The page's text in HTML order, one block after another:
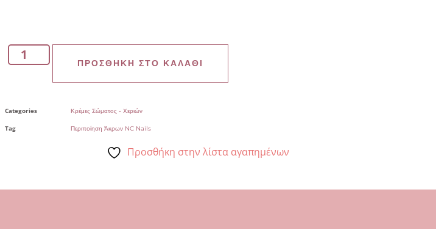
ΠΡΟΣΘΉΚΗ ΣΤΟ ΚΑΛΆΘΙ
Categories Κρέμες Σώματος - Χεριών
Tag Περιποίηση Άκρων NC Nails
Προσθήκη στην λίστα αγαπημένων